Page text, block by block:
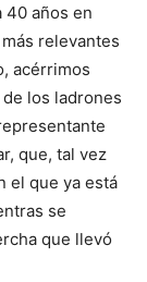
40 años en
relevantes
acérrimos
los ladrones
que, tal vez
el que ya está
se
que llevó